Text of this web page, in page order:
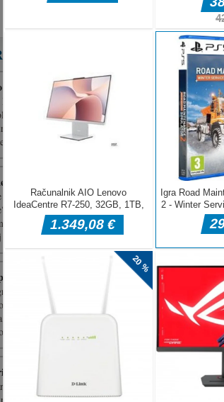
je arkadna igra za kuhanje pice s 3D
ste kuhar, ki je najet za dokončanje naročil strank.
nagrad Takeout bo ponudilo denar za
imejte pri razisk [...]
v noči čarovnic
noč čarovnic, zabavajmo se! Za temi slikami so
So zabavni modeli, s katerimi se lahko igrate. Igra, ki
bo pomagala izboljšati svoje sposobnosti opazovanja
in 7 razlik, [...]
Paper Flight je cilj igre leteti s papirnatim
ventilatorjev in drugih naprav. Poskusite
kako daleč so naslednje ovire. Bodite previdni pri
zagotovo [...]
odblokirano
Unblocked je 2D uganka o parkiranju